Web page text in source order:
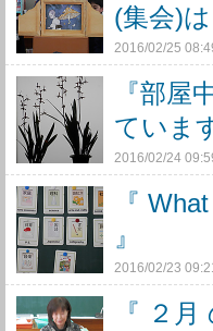
(集会)は
2016/02/25
コメント(0)
『部屋
ていま
2016/02/24
『
』
2016/02/23
『 ２